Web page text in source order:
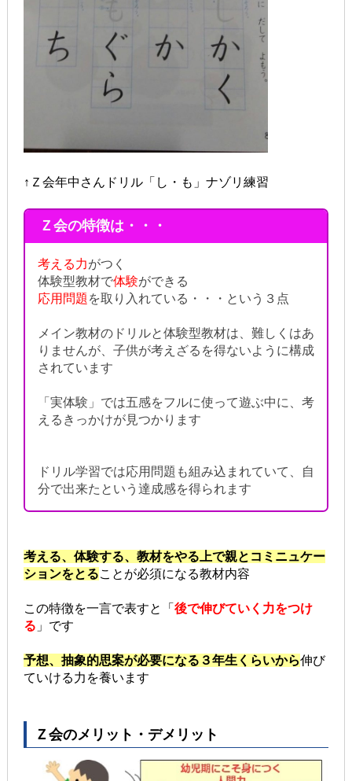
↑Ｚ会年中さんドリル「し・も」ナゾリ練習
Ｚ会の特徴は・・・
考える力がつく
体験型教材で体験ができる
応用問題 を取り入れている・・・という３点
メイン教材のドリルと体験型教材は、難しくはあ
りませんが、子供が考えざるを得ないように構成
されています
「実体験」では五感をフルに使って遊ぶ中に、考
えるきっかけが見つかります
ドリル学習では応用問題も組み込まれていて、自
分で出来たという達成感を得られます
考える、体験する、教材をやる上で親とコミニュケー
ションをとることが必須になる教材内容
この特徴を一言で表すと「 後で伸びていく力をつけ
る 」です
予想、抽象的思案が必要になる３年生くらいから伸び
ていける力を養います
Ｚ会のメリット・デメリット